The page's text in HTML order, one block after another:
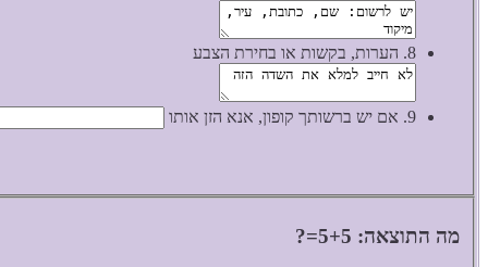
8. הערות, בקשות או בחירת הצבע
9. אם יש ברשותך קופון, אנא הזן אותו
מה התוצאה: 5+5=?